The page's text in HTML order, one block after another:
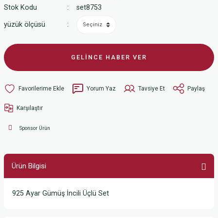
Stok Kodu
set8753
yüzük ölçüsü
GELİNCE HABER VER
Yorum Yaz Tavsiye Et Paylaş
Karşılaştır
Sponsor Ürün
Ürün Bilgisi
925 Ayar Gümüş İncili Üçlü Set